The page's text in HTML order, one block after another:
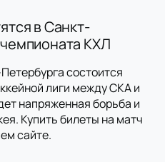
в Санкт-
КХЛ
состоится
лиги между СКА и
напряженная борьба и
Купить билеты на матч
сайте.